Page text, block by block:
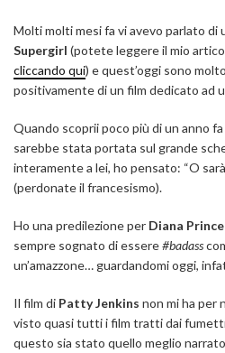
Molti molti mesi fa vi avevo parlato di
Supergirl (potete leggere il mio
cliccando qui) e quest’oggi sono
positivamente di un film dedicato ad
Quando scoprii poco più di un anno
sarebbe stata portata sul grande
interamente a lei, ho pensato: “O
(perdonate il francesismo).
Ho una predilezione per Diana Prince
sempre sognato di essere#badass
un’amazzone… guardandomi oggi,
Il film di Patty Jenkins non mi ha per
visto quasi tutti i film tratti dai
questo sia stato quello meglio